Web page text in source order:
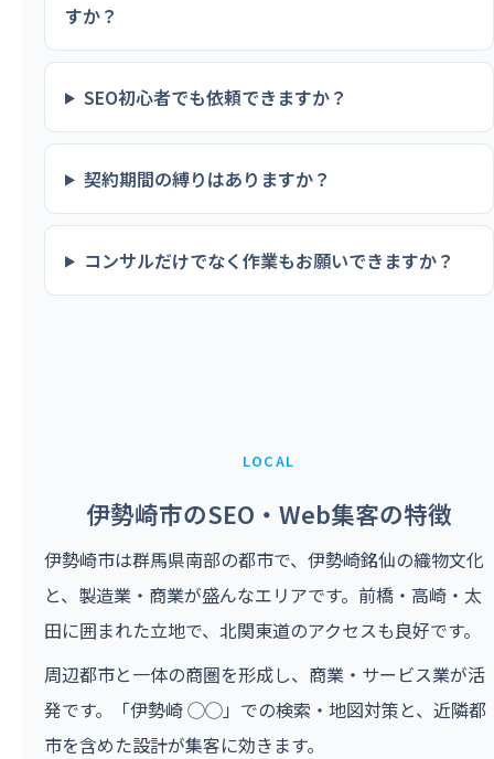
すか？
SEO初心者でも依頼できますか？
契約期間の縛りはありますか？
コンサルだけでなく作業もお願いできますか？
LOCAL
伊勢崎市のSEO・Web集客の特徴
伊勢崎市は群馬県南部の都市で、伊勢崎銘仙の織物文化
と、製造業・商業が盛んなエリアです。前橋・高崎・太
田に囲まれた立地で、北関東道のアクセスも良好です。
周辺都市と一体の商圏を形成し、商業・サービス業が活
発です。「伊勢崎 ◯◯」での検索・地図対策と、近隣都
市を含めた設計が集客に効きます。